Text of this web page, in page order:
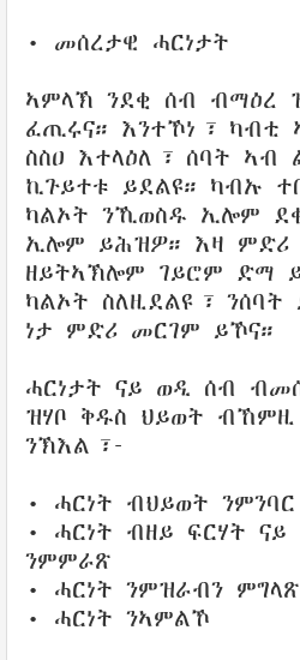
• መሰረታዊ ሓርነታት
ኣምላኽ ንደቂ ሰብ ብማዕረ
ፈጢሩና። እንተኾነ፣ ካብቲ
ስስዐ እተላዕለ፣ ሰባት ኣብ
ኪጉይተቱ ይደልዩ። ካብኡ
ካልኦት ንኺወስዱ ኢሎም
ኢሎም ይሕዝዎ። እዛ
ዘይትኣኽሎም ገይሮም ድማ
ካልኦት ስለዚደልዩ፣
ነታ ምድሪ መርገም ይኾና።
ሓርነታት ናይ ወዲ ሰብ
ዝሃቦ ቅዱስ ህይወት ብኸምዚ
ንኽእል፣-
• ሓርነት ብህይወት ንምንባር
• ሓርነት ብዘይ ፍርሃት
ንምምራጽ
• ሓርነት ንምዝራብን
• ሓርነት ንኣምልኾ